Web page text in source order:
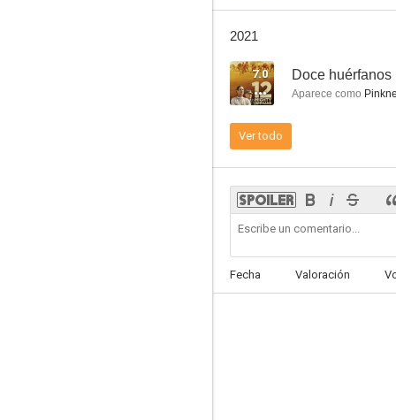
2021
7.0 Doce huérfanos
Aparece como
Ver todo
Fecha Valoración